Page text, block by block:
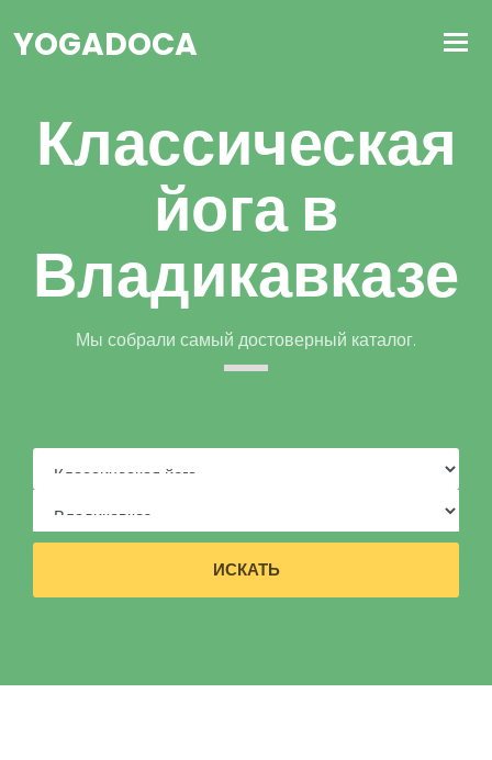
YOGADOCA
Классическая
йога в
Владикавказе
Мы собрали самый достоверный каталог.